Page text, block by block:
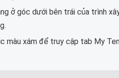
ở góc dưới bên trái của trình
màu xám để truy cập tab My